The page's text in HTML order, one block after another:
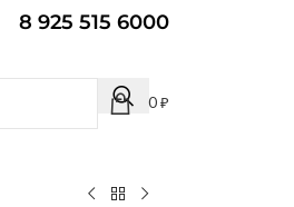
8 925 515 6000
0₽